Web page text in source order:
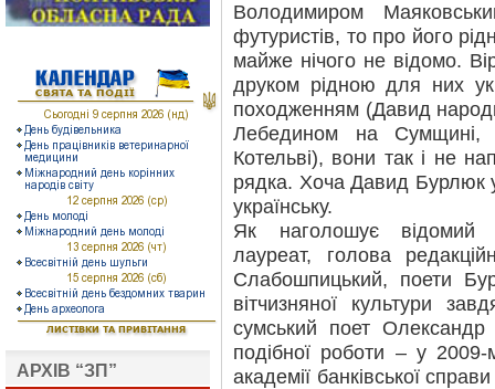
АРХІВ “ЗП”
Володимиром
футуристів, то про його
майже нічого не відомо.
друком рідною для них
походженням (Давид
Лебедином на
Котельві), вони так і не
рядка. Хоча Давид Бурлюк
українську.
Як наголошує відомий
лауреат, голова
Слабошпицький, поети
вітчизняної культури
сумський поет
подібної роботи – у 2009-
академії банківської